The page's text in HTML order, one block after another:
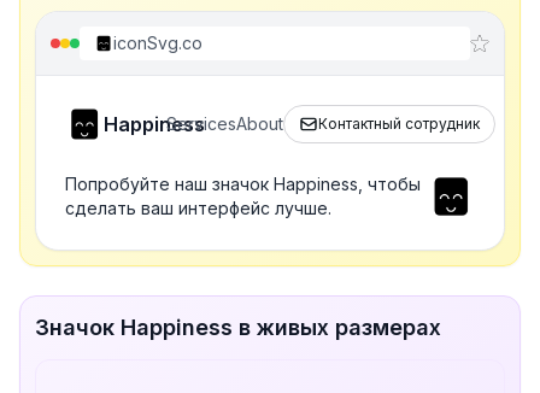
iconSvg.co
Happiness
ServicesAbout Контактный сотрудник
Попробуйте наш значок Happiness, чтобы
сделать ваш интерфейс лучше.
Значок Happiness в живых размерах